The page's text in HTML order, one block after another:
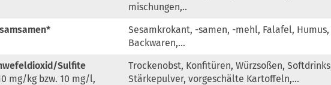
mischungen,..
Sesamkrokant, -samen, -mehl, Falafel,
Backwaren,…
Sulfite
mg/kg bzw. 10 mg/l,
Trockenobst, Konfitüren, Würzsoßen,
Stärkepulver, vorgeschälte Kartoffeln,…